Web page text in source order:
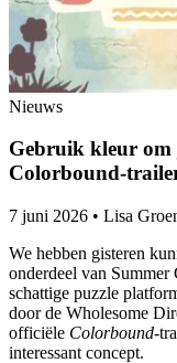
Nieuws
Gebruik kleur om
Colorbound-
7 juni 2026 • Lisa
We hebben gisteren
onderdeel van Summer
schattige puzzle
door de Wholesome
officiële Colorbound-
interessant concept.